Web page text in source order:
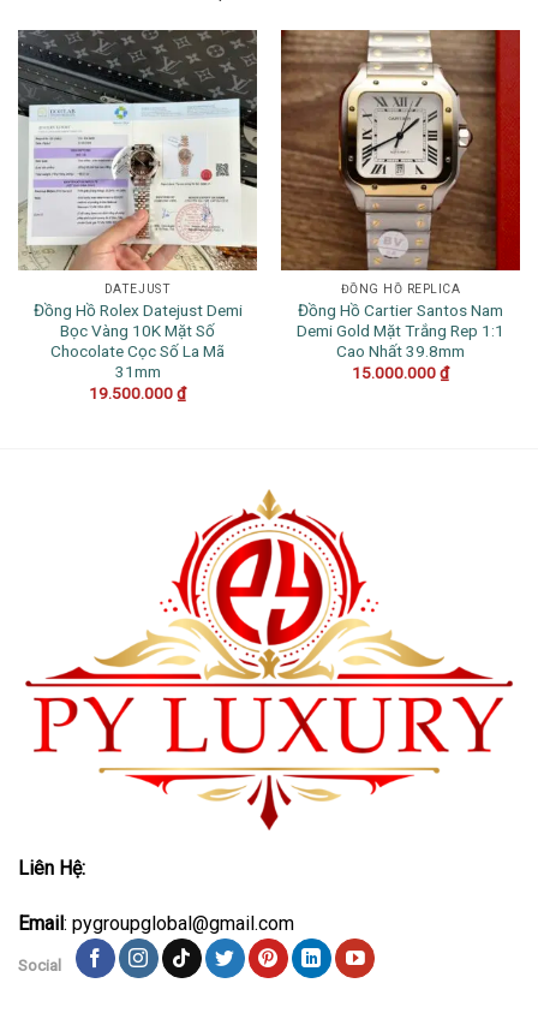
DATEJUST
Đồng Hồ Rolex Datejust Demi
Bọc Vàng 10K Mặt Số
Chocolate Cọc Số La Mã
31mm
19.500.000₫
ĐỒNG HỒ REPLICA
Đồng Hồ Cartier Santos Nam
Demi Gold Mặt Trắng Rep 1:1
Cao Nhất 39.8mm
15.000.000₫
Liên Hệ:
Email: pygroupglobal@gmail.com
Social